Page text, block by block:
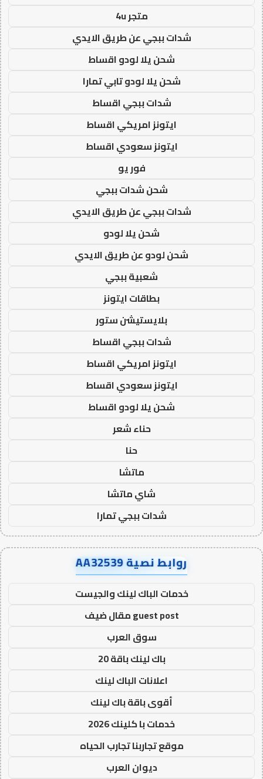
متجر 4u
شدات ببجي عن طريق الايدي
شحن يلا لودو اقساط
شحن يلا لودو تابي تمارا
شدات ببجي اقساط
ايتونز امريكي اقساط
ايتونز سعودي اقساط
فور يو
شحن شدات ببجي
شدات ببجي عن طريق الايدي
شحن يلا لودو
شحن لودو عن طريق الايدي
شعبية ببجي
بطاقات ايتونز
بلايستيشن ستور
شدات ببجي اقساط
ايتونز امريكي اقساط
ايتونز سعودي اقساط
شحن يلا لودو اقساط
حناء شعر
حنا
ماتشا
شاي ماتشا
شدات ببجي تمارا
روابط نصية AA32539
خدمات الباك لينك والجيست
guest post مقال ضيف
سوق العرب
باك لينك باقة 20
اعلانات الباك لينك
أقوى باقة باك لينك
خدمات با كلينك 2026
موقع تجاربنا تجارب الحياه
ديوان العرب